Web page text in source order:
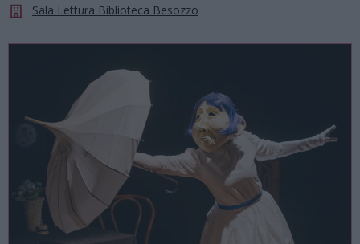
Sala Lettura Biblioteca Besozzo